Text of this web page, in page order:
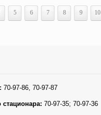
5 6 7 8 9 10
70-97-86, 70-97-87
70-97-35; 70-97-36